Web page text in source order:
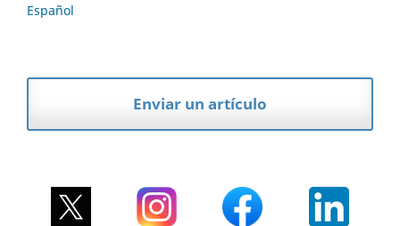
Español
Enviar un artículo